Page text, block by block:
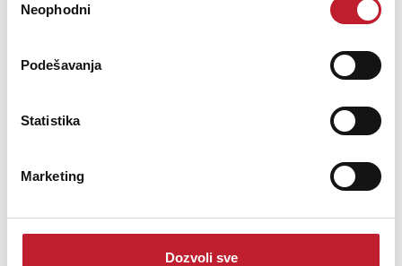
сагласности
Neophodni
Podešavanja
Statistika
Marketing
Dozvoli sve
Total depth:147,5 mm (5,80 in)
Shipping weight:9 kg (19,87 lb)
CardBoard Packaging dimensions:332 x 332 x 184 mm (13,07 x 13,07 x